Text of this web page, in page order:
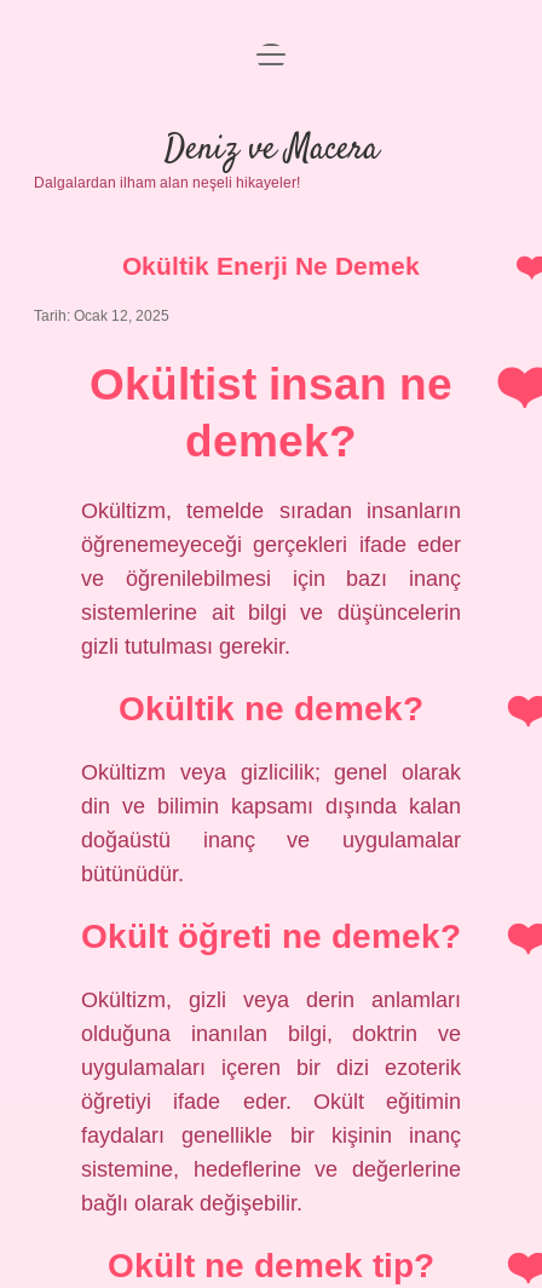
Anasayfa
Gizlilik Politikası
Yasal Uyarı
menüyü
Deniz ve Macera
Dalgalardan ilham alan neşeli hikayeler!
Okültik Enerji Ne Demek
Tarih: Ocak 12, 2025
Okültist insan ne
demek?
Okültizm, temelde sıradan insanların
öğrenemeyeceği gerçekleri ifade eder
ve öğrenilebilmesi için bazı inanç
sistemlerine ait bilgi ve düşüncelerin
gizli tutulması gerekir.
Okültik ne demek?
Okültizm veya gizlicilik; genel olarak
din ve bilimin kapsamı dışında kalan
doğaüstü inanç ve uygulamalar
bütünüdür.
Okült öğreti ne demek?
Okültizm, gizli veya derin anlamları
olduğuna inanılan bilgi, doktrin ve
uygulamaları içeren bir dizi ezoterik
öğretiyi ifade eder. Okült eğitimin
faydaları genellikle bir kişinin inanç
sistemine, hedeflerine ve değerlerine
bağlı olarak değişebilir.
Okült ne demek tip?